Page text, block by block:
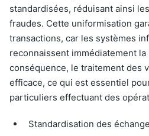
standardisées, réduisant ainsi
fraudes. Cette uniformisation
transactions, car les systèmes
reconnaissent immédiatement
conséquence, le traitement des
efficace, ce qui est essentiel
particuliers effectuant des
Standardisation des